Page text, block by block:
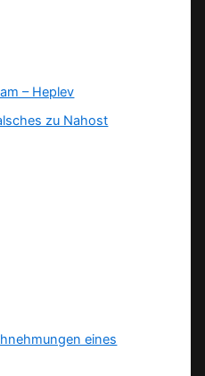
– Heplev
zu Nahost
eines